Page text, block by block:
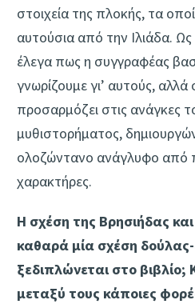
στοιχεία της πλοκής, τα
αυτούσια από την Ιλιάδα.
έλεγα πως η συγγραφέας
γνωρίζουμε γι’ αυτούς,
προσαρμόζει στις ανάγκες
μυθιστορήματος,
ολοζώντανο ανάγλυφο από
χαρακτήρες.
Η σχέση της Βρησιήδας και
καθαρά μία σχέση
ξεδιπλώνεται στο βιβλίο;
μεταξύ τους κάποιες